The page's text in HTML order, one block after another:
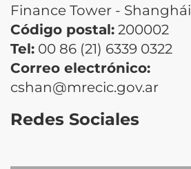
Finance Tower - Shanghái
Código postal: 200002
Tel: 00 86 (21) 6339 0322
Correo electrónico:
cshan@mrecic.gov.ar
Redes Sociales